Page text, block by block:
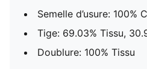
Semelle d’usure: 100%
Tige: 69.03% Tissu,
Doublure: 100% Tissu